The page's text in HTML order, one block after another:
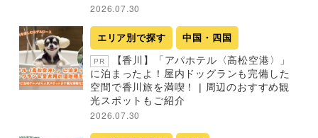
2026.07.30
エリア別で探す 中国・四国
PR
【香川】「アパホテル〈高松空港〉」
に泊まったよ！屋内ドッグランも完備した
空間で香川旅を満喫！ | 周辺のおすすめ観
光スポットもご紹介
2026.07.30